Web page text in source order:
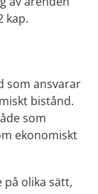
kap.
som ansvarar
bistånd.
som
ekonomiskt
på olika sätt,